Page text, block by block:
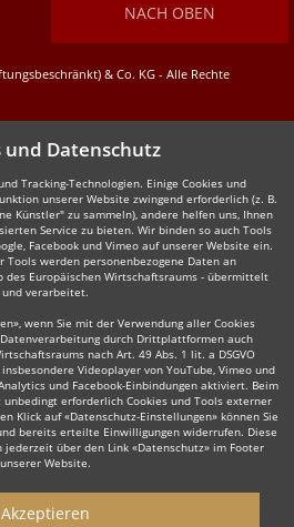
NACH OBEN
& Co. KG - Alle Rechte
und Datenschutz
Tracking-Technologien. Einige Cookies und
unserer Website zwingend erforderlich (z. B.
Künstler" zu sammeln), andere helfen uns, Ihnen
Service zu bieten. Wir binden so auch Tools
Facebook und Vimeo auf unserer Website ein.
Tools werden personenbezogene Daten an
Europäischen Wirtschaftsraums - übermittelt
und verarbeitet.
wenn Sie mit der Verwendung aller Cookies
durch Drittplattformen auch
nach Art. 49 Abs. 1 lit. a DSGVO
Videoplayer von YouTube, Vimeo und
und Facebook-Einbindungen aktiviert. Beim
unbedingt erforderlich Cookies und Tools externer
Klick auf «Datenschutz-Einstellungen» können Sie
bereits erteilte Einwilligungen widerrufen. Diese
jederzeit über den Link «Datenschutz» im Footer
unserer Website.
Akzeptieren